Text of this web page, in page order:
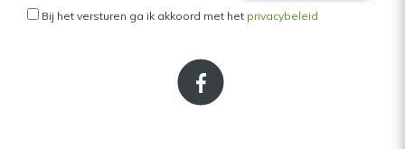
Bij het versturen ga ik akkoord met het privacybeleid